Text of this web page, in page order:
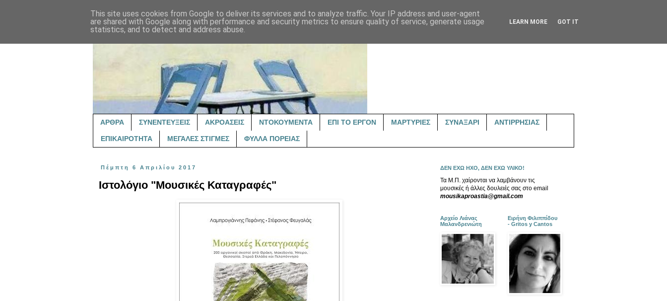
ΑΡΘΡΑ ΣΥΝΕΝΤΕΥΞΕΙΣ ΑΚΡΟΑΣΕΙΣ ΝΤΟΚΟΥΜΕΝΤΑ ΕΠΙ ΤΟ ΕΡΓΟΝ ΜΑΡΤΥΡΙΕΣ ΣΥΝΑΞΑΡΙ ΑΝΤΙΡΡΗΣΙΑΣ
ΕΠΙΚΑΙΡΟΤΗΤΑ ΜΕΓΑΛΕΣ ΣΤΙΓΜΕΣ ΦΥΛΛΑ ΠΟΡΕΙΑΣ
Πέμπτη 6 Απριλίου 2017
Ιστολόγιο "Μουσικές Καταγραφές"
ΔΕΝ ΕΧΩ ΗΧΟ, ΔΕΝ ΕΧΩ ΥΛΙΚΟ!
Τα Μ.Π. χαίρονται να λαμβάνουν τις
μουσικές ή άλλες δουλειές σας στο email
mousikaproastia@gmail.com
Αρχείο Λιάνας
Μαλανδρενιώτη
Ειρήνη Φιλιππίδου
- Gritos y Cantos
This site uses cookies from Google to deliver its services and to analyze traffic. Your IP address and user-agent
are shared with Google along with performance and security metrics to ensure quality of service, generate usage
statistics, and to detect and address abuse.
LEARN MORE GOT IT